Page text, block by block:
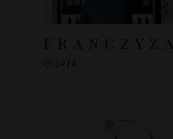
FRANCZYZA
OFERTA